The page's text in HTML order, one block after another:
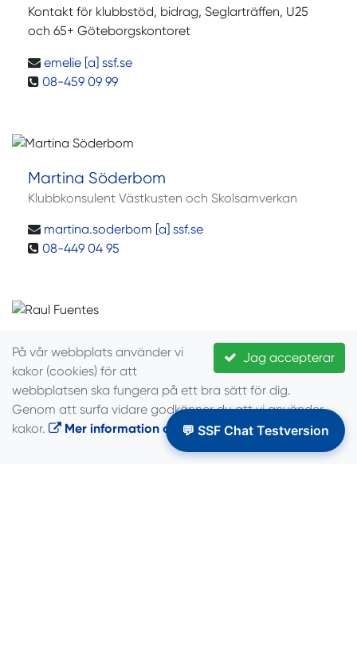
Kontakt för klubbstöd, bidrag, Seglarträffen, U25
och 65+ Göteborgskontoret
emelie [a] ssf.se
08-459 09 99
Martina Söderbom
Klubbkonsulent Västkusten och Skolsamverkan
martina.soderbom [a] ssf.se
08-449 04 95
Raul Fuentes
Klubbkonsulent Skåne
raul.fuentes [a] ssf.se
08-503 142 83
💬 SSF Chat Testversion
Jag accepterar
På vår webbplats använder vi
kakor (cookies) för att
webbplatsen ska fungera på ett bra sätt för dig.
Genom att surfa vidare godkänner du att vi använder
kakor.
Mer information om cookies.